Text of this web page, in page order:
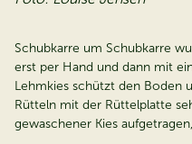
Schubkarre um Schubkarre
erst per Hand und dann mit
Lehmkies schützt den Boden
Rütteln mit der Rüttelplatte
gewaschener Kies